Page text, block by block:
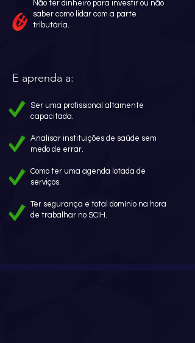
Não ter dinheiro para investir ou não
saber como lidar com a parte
tributária.
E aprenda a:
Ser uma profissional altamente
capacitada.
Analisar instituições de saúde sem
medo de errar.
Como ter uma agenda lotada de
serviços.
Ter segurança e total domínio na hora
de trabalhar no SCIH.